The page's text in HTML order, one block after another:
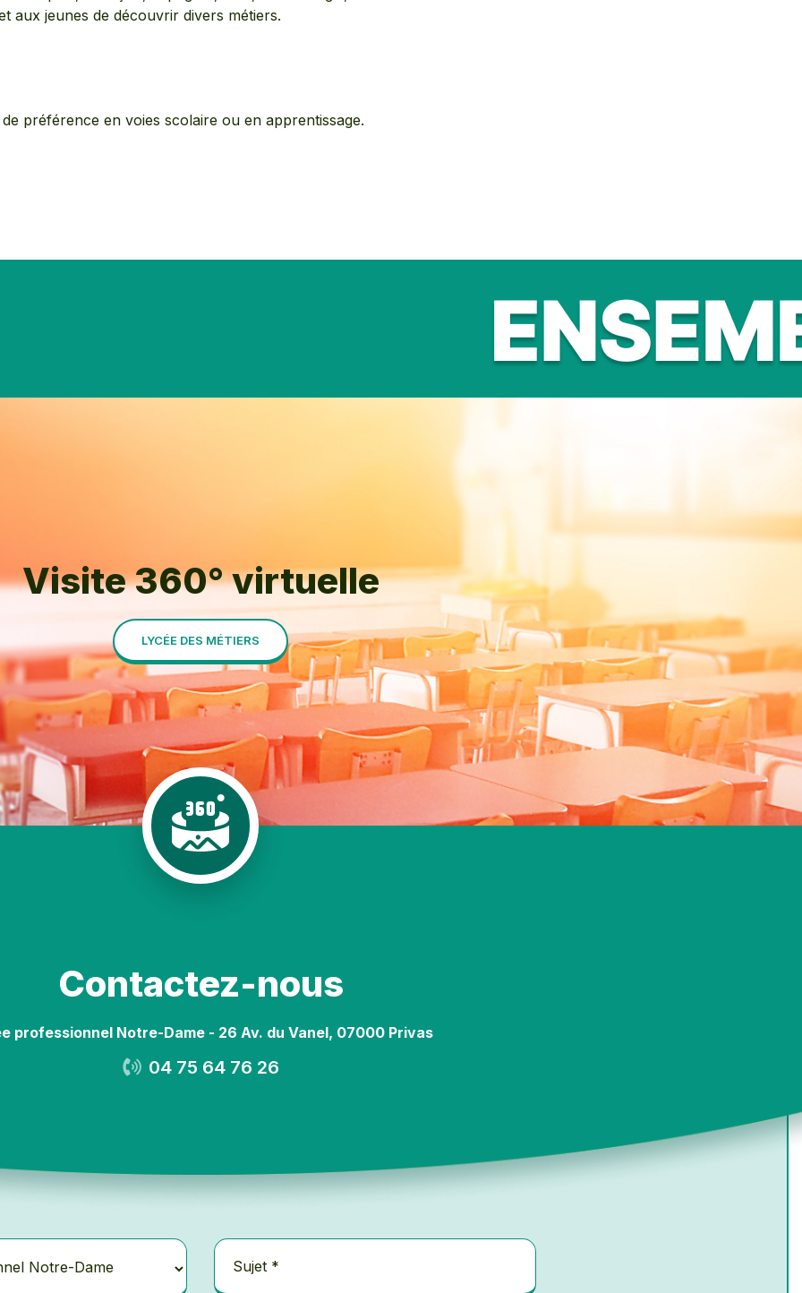
aux jeunes de découvrir divers métiers.
préférence en voies scolaire ou en apprentissage.
Visite 360° virtuelle
LYCÉE DES MÉTIERS
Contactez-nous
professionnel Notre-Dame - 26 Av. du Vanel, 07000 Privas
04 75 64 76 26